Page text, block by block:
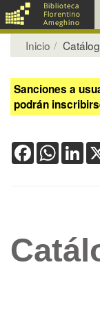
Inicio
Sanciones a
podrán
Facebook